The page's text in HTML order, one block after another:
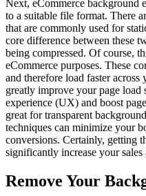
Next, eCommerce background
to a suitable file format. There
that are commonly used for
core difference between these
being compressed. Of course,
eCommerce purposes. These
and therefore load faster
greatly improve your page load
experience (UX) and boost
great for transparent
techniques can minimize your
conversions. Certainly, getting
significantly increase your
Remove Your